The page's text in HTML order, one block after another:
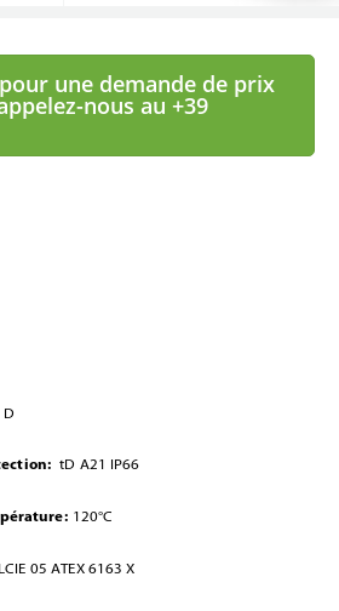
une demande de prix
nous au +39
D
tD A21 IP66
120°C
LCIE 05 ATEX 6163 X